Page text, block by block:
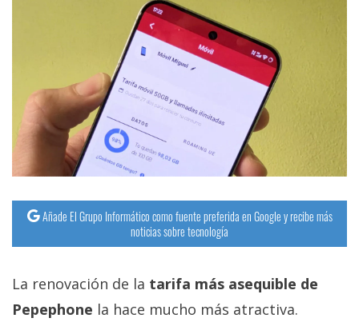
Añade El Grupo Informático como fuente preferida en Google y recibe más
noticias sobre tecnología
La renovación de la tarifa más asequible de
Pepephone la hace mucho más atractiva.